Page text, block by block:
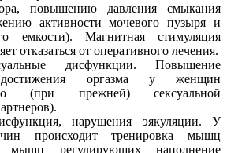
повышению давления смыкания
активности мочевого пузыря и
емкости). Магнитная стимуляция
отказаться от оперативного лечения.
дисфункции. Повышение
достижения оргазма у женщин
(при прежней) сексуальной
нарушения эякуляции. У
происходит тренировка мышц
мышц регулирующих наполнение